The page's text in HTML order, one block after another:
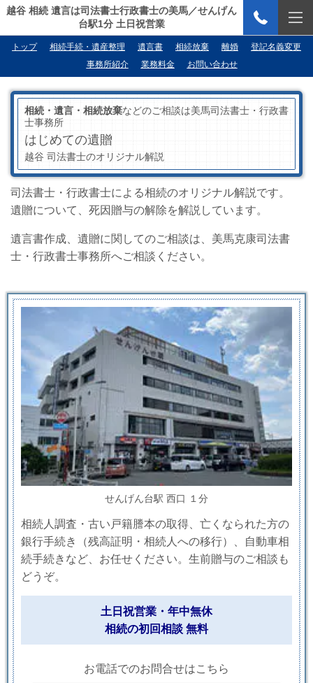
越谷 相続 遺言は司法書士行政書士の美馬／せんげん
台駅1分 土日祝営業
トップ 相続手続・遺産整理 遺言書 相続放棄 離婚
登記名義変更
事務所紹介
業務料金 お問い合わせ
相続・遺言・相続放棄などのご相談は美馬司法書士・行政書
士事務所
はじめての遺贈
越谷 司法書士のオリジナル解説
司法書士・行政書士による相続のオリジナル解説です。
遺贈について、死因贈与の解除を解説しています。
遺言書作成、遺贈に関してのご相談は、美馬克康司法書
士・行政書士事務所へご相談ください。
せんげん台駅 西口 １分
相続人調査・古い戸籍謄本の取得、亡くなられた方の
銀行手続き（残高証明・相続人への移行）、自動車相
続手続きなど、お任せください。生前贈与のご相談も
どうぞ。
土日祝営業・年中無休
相続の初回相談 無料
お電話でのお問合せはこちら